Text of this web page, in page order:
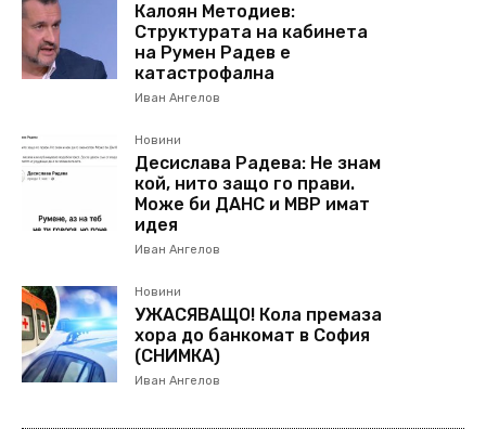
Калоян Методиев:
Структурата на кабинета
на Румен Радев е
катастрофална
Иван Ангелов
Новини
Десислава Радева: Не знам
кой, нито защо го прави.
Може би ДАНС и МВР имат
идея
Иван Ангелов
Новини
УЖАСЯВАЩО! Кола премаза
хора до банкомат в София
(СНИМКА)
Иван Ангелов